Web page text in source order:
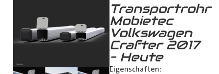
Transportrohr
Mobietec
Volkswagen
Crafter 2017
– Heute
Eigenschaften: